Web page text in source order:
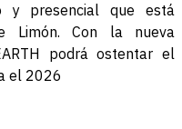
y presencial que está
Limón. Con la nueva
podrá ostentar el
el 2026